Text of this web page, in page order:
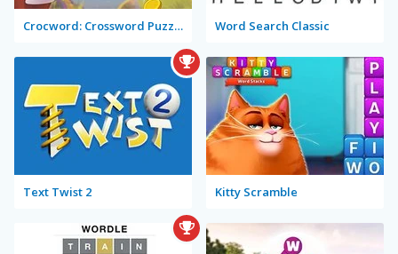
Crocword: Crossword Puzzle Game Word Search Classic
Text Twist 2 Kitty Scramble